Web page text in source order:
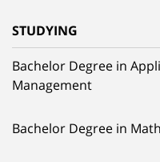
STUDYING
Bachelor Degree in
Management
Bachelor Degree in